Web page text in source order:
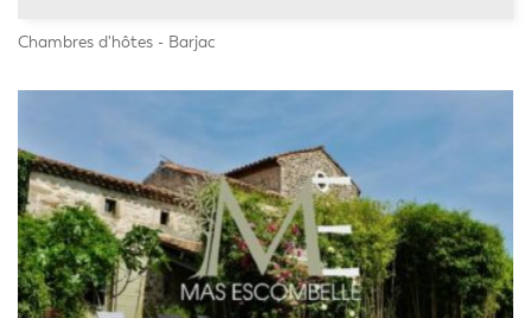
Chambres d'hôtes - Barjac